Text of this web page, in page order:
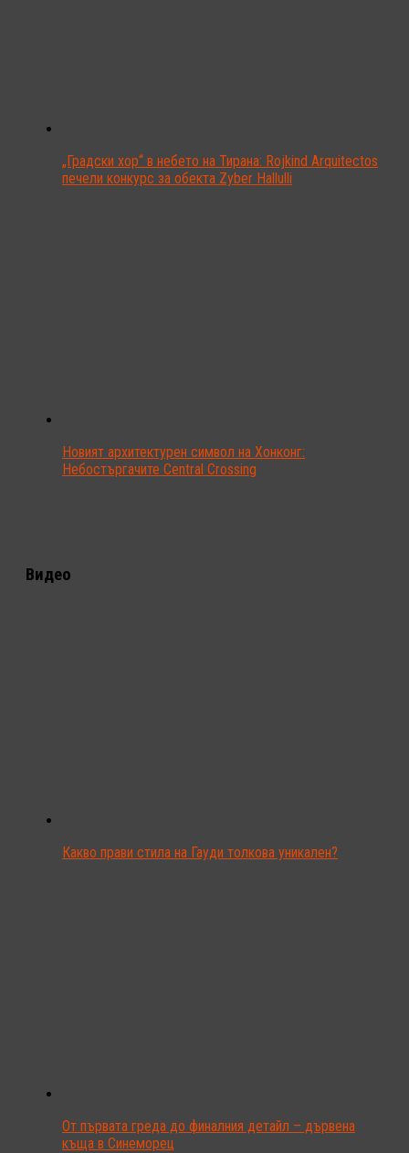
„Градски хор“ в небето на Тирана: Rojkind Arquitectos
печели конкурс за обекта Zyber Hallulli
Новият архитектурен символ на Хонконг:
Небостъргачите Central Crossing
Видео
Какво прави стила на Гауди толкова уникален?
От първата греда до финалния детайл – дървена
къща в Синеморец